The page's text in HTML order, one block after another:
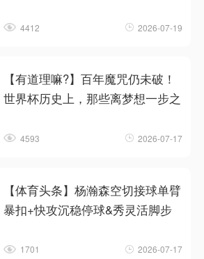
4412 2026-07-19
【有道理嘛?】百年魔咒仍未破！
世界杯历史上，那些离梦想一步之
4593 2026-07-17
【体育头条】杨瀚森空切接球单臂
暴扣+快攻沉稳停球&秀灵活脚步
1701 2026-07-17